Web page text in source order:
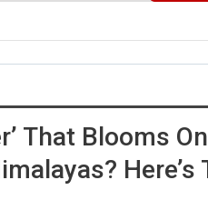
That Blooms
Here’s
ENGLISH